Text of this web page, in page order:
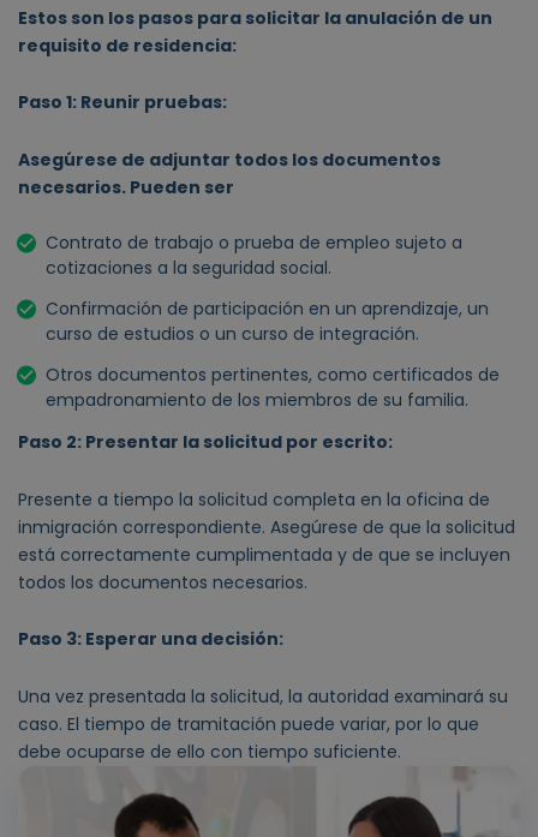
Estos son los pasos para solicitar la anulación de un
requisito de residencia:
Paso 1: Reunir pruebas:
Asegúrese de adjuntar todos los documentos
necesarios. Pueden ser
Contrato de trabajo o prueba de empleo sujeto a
cotizaciones a la seguridad social.
Confirmación de participación en un aprendizaje, un
curso de estudios o un curso de integración.
Otros documentos pertinentes, como certificados de
empadronamiento de los miembros de su familia.
Paso 2: Presentar la solicitud por escrito:
Presente a tiempo la solicitud completa en la oficina de
inmigración correspondiente. Asegúrese de que la solicitud
está correctamente cumplimentada y de que se incluyen
todos los documentos necesarios.
Paso 3: Esperar una decisión:
Una vez presentada la solicitud, la autoridad examinará su
caso. El tiempo de tramitación puede variar, por lo que
debe ocuparse de ello con tiempo suficiente.